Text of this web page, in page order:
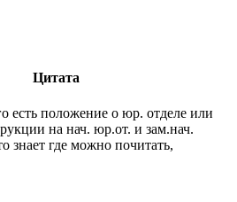
Цитата
есть положение о юр. отделе или
на нач. юр.от. и зам.нач.
знает где можно почитать,